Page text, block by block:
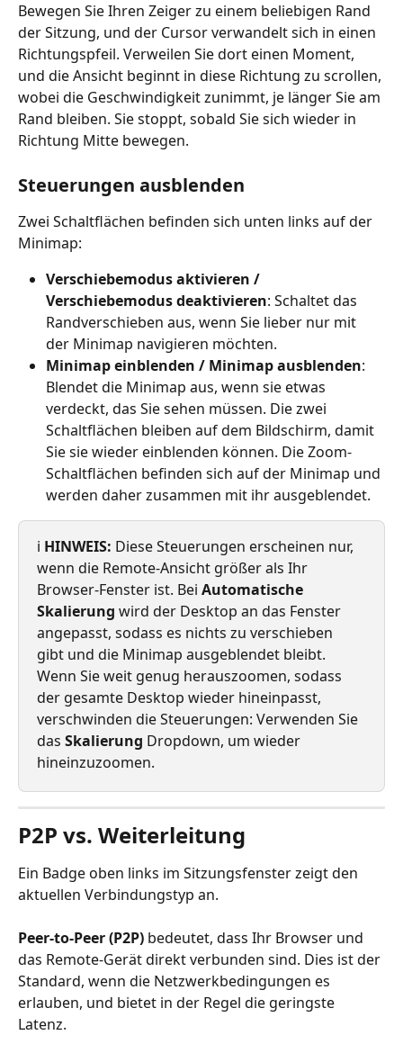
Bewegen Sie Ihren Zeiger zu einem beliebigen Rand
der Sitzung, und der Cursor verwandelt sich in einen
Richtungspfeil. Verweilen Sie dort einen Moment,
und die Ansicht beginnt in diese Richtung zu scrollen,
wobei die Geschwindigkeit zunimmt, je länger Sie am
Rand bleiben. Sie stoppt, sobald Sie sich wieder in
Richtung Mitte bewegen.
Steuerungen ausblenden
Zwei Schaltflächen befinden sich unten links auf der
Minimap:
Verschiebemodus aktivieren /
Verschiebemodus deaktivieren: Schaltet das
Randverschieben aus, wenn Sie lieber nur mit
der Minimap navigieren möchten.
Minimap einblenden / Minimap ausblenden:
Blendet die Minimap aus, wenn sie etwas
verdeckt, das Sie sehen müssen. Die zwei
Schaltflächen bleiben auf dem Bildschirm, damit
Sie sie wieder einblenden können. Die Zoom-
Schaltflächen befinden sich auf der Minimap und
werden daher zusammen mit ihr ausgeblendet.
ℹ️ HINWEIS: Diese Steuerungen erscheinen nur,
wenn die Remote-Ansicht größer als Ihr
Browser-Fenster ist. Bei Automatische
Skalierung wird der Desktop an das Fenster
angepasst, sodass es nichts zu verschieben
gibt und die Minimap ausgeblendet bleibt.
Wenn Sie weit genug herauszoomen, sodass
der gesamte Desktop wieder hineinpasst,
verschwinden die Steuerungen: Verwenden Sie
das Skalierung Dropdown, um wieder
hineinzuzoomen.
P2P vs. Weiterleitung
Ein Badge oben links im Sitzungsfenster zeigt den
aktuellen Verbindungstyp an.
Peer-to-Peer (P2P) bedeutet, dass Ihr Browser und
das Remote-Gerät direkt verbunden sind. Dies ist der
Standard, wenn die Netzwerkbedingungen es
erlauben, und bietet in der Regel die geringste
Latenz.